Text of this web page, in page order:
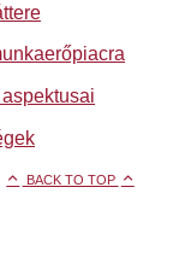
BACK TO TOP